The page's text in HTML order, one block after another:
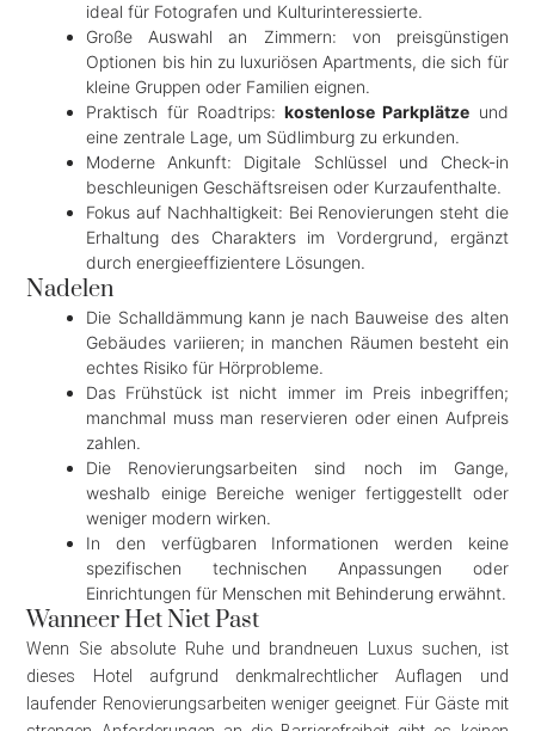
ideal für Fotografen und Kulturinteressierte.
Große Auswahl an Zimmern: von preisgünstigen
Optionen bis hin zu luxuriösen Apartments, die sich für
kleine Gruppen oder Familien eignen.
Praktisch für Roadtrips:kostenlose Parkplätze und
eine zentrale Lage, um Südlimburg zu erkunden.
Moderne Ankunft: Digitale Schlüssel und Check-in
beschleunigen Geschäftsreisen oder Kurzaufenthalte.
Fokus auf Nachhaltigkeit: Bei Renovierungen steht die
Erhaltung des Charakters im Vordergrund, ergänzt
durch energieeffizientere Lösungen.
Nadelen
Die Schalldämmung kann je nach Bauweise des alten
Gebäudes variieren; in manchen Räumen besteht ein
echtes Risiko für Hörprobleme.
Das Frühstück ist nicht immer im Preis inbegriffen;
manchmal muss man reservieren oder einen Aufpreis
zahlen.
Die Renovierungsarbeiten sind noch im Gange,
weshalb einige Bereiche weniger fertiggestellt oder
weniger modern wirken.
In den verfügbaren Informationen werden keine
spezifischen technischen Anpassungen oder
Einrichtungen für Menschen mit Behinderung erwähnt.
Wanneer Het Niet Past
Wenn Sie absolute Ruhe und brandneuen Luxus suchen, ist
dieses Hotel aufgrund denkmalrechtlicher Auflagen und
laufender Renovierungsarbeiten weniger geeignet. Für Gäste mit